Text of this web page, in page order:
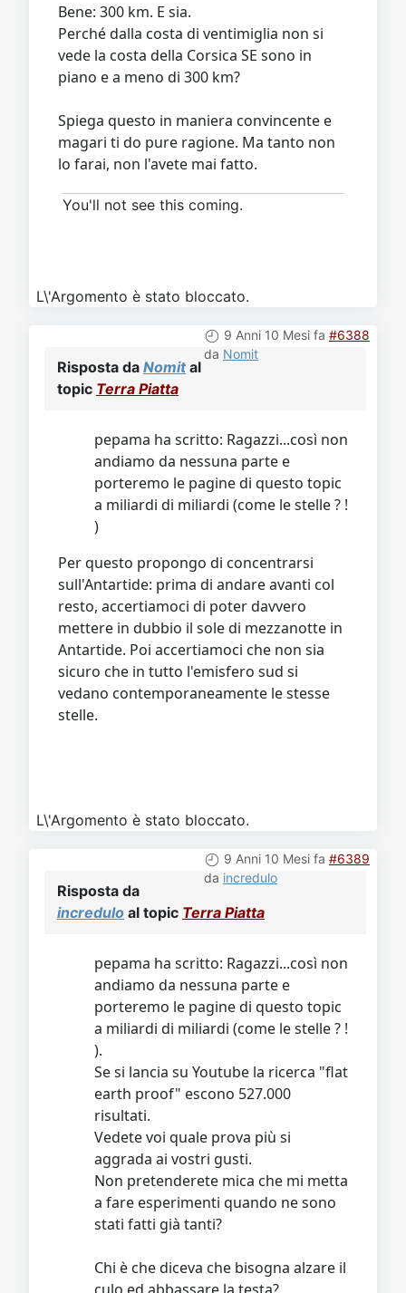
Bene: 300 km. E sia.
Perché dalla costa di ventimiglia non si
vede la costa della Corsica SE sono in
piano e a meno di 300 km?
Spiega questo in maniera convincente e
magari ti do pure ragione. Ma tanto non
lo farai, non l'avete mai fatto.
You'll not see this coming.
L\'Argomento è stato bloccato.
9 Anni 10 Mesi fa #6388
da Nomit
Risposta da Nomital
topic Terra Piatta
pepama ha scritto: Ragazzi...così non
andiamo da nessuna parte e
porteremo le pagine di questo topic
a miliardi di miliardi (come le stelle ? !
)
Per questo propongo di concentrarsi
sull'Antartide: prima di andare avanti col
resto, accertiamoci di poter davvero
mettere in dubbio il sole di mezzanotte in
Antartide. Poi accertiamoci che non sia
sicuro che in tutto l'emisfero sud si
vedano contemporaneamente le stesse
stelle.
L\'Argomento è stato bloccato.
9 Anni 10 Mesi fa #6389
da incredulo
Risposta da
incredulo al topic Terra Piatta
pepama ha scritto: Ragazzi...così non
andiamo da nessuna parte e
porteremo le pagine di questo topic
a miliardi di miliardi (come le stelle ? !
).
Se si lancia su Youtube la ricerca "flat
earth proof" escono 527.000
risultati.
Vedete voi quale prova più si
aggrada ai vostri gusti.
Non pretenderete mica che mi metta
a fare esperimenti quando ne sono
stati fatti già tanti?
Chi è che diceva che bisogna alzare il
culo ed abbassare la testa?